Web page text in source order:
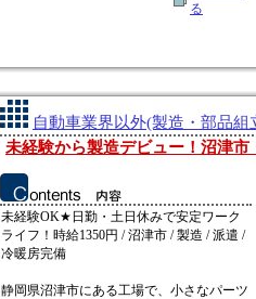
る
自動車業界以外(製造・部品組
未経験から製造デビュー！沼津市
未経験OK★日勤・土日休みで安定ワーク
ライフ！時給1350円 / 沼津市 / 製造 / 派遣 /
冷暖房完備
静岡県沼津市にある工場で、小さなパーツ